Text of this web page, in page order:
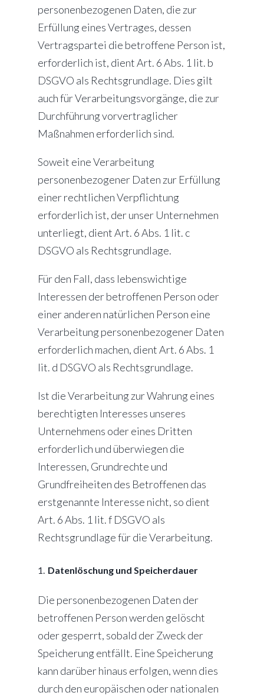
personenbezogenen Daten, die zur
Erfüllung eines Vertrages, dessen
Vertragspartei die betroffene Person ist,
erforderlich ist, dient Art. 6 Abs. 1 lit. b
DSGVO als Rechtsgrundlage. Dies gilt
auch für Verarbeitungsvorgänge, die zur
Durchführung vorvertraglicher
Maßnahmen erforderlich sind.
Soweit eine Verarbeitung
personenbezogener Daten zur Erfüllung
einer rechtlichen Verpflichtung
erforderlich ist, der unser Unternehmen
unterliegt, dient Art. 6 Abs. 1 lit. c
DSGVO als Rechtsgrundlage.
Für den Fall, dass lebenswichtige
Interessen der betroffenen Person oder
einer anderen natürlichen Person eine
Verarbeitung personenbezogener Daten
erforderlich machen, dient Art. 6 Abs. 1
lit. d DSGVO als Rechtsgrundlage.
Ist die Verarbeitung zur Wahrung eines
berechtigten Interesses unseres
Unternehmens oder eines Dritten
erforderlich und überwiegen die
Interessen, Grundrechte und
Grundfreiheiten des Betroffenen das
erstgenannte Interesse nicht, so dient
Art. 6 Abs. 1 lit. f DSGVO als
Rechtsgrundlage für die Verarbeitung.
Datenlöschung und Speicherdauer
Die personenbezogenen Daten der
betroffenen Person werden gelöscht
oder gesperrt, sobald der Zweck der
Speicherung entfällt. Eine Speicherung
kann darüber hinaus erfolgen, wenn dies
durch den europäischen oder nationalen